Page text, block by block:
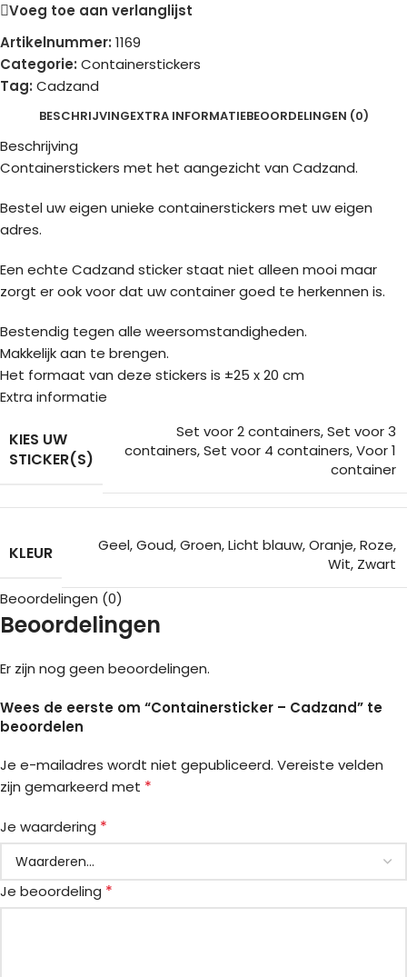
Voeg toe aan verlanglijst
Artikelnummer: 1169
Categorie: Containerstickers
Tag: Cadzand
BESCHRIJVINGEXTRA INFORMATIEBEOORDELINGEN (0)
Beschrijving
Containerstickers met het aangezicht van Cadzand.
Bestel uw eigen unieke containerstickers met uw eigen
adres.
Een echte Cadzand sticker staat niet alleen mooi maar
zorgt er ook voor dat uw container goed te herkennen is.
Bestendig tegen alle weersomstandigheden.
Makkelijk aan te brengen.
Het formaat van deze stickers is ±25 x 20 cm
Extra informatie
KIES UW
STICKER(S)
Set voor 2 containers,Set voor 3
containers,Set voor 4 containers,Voor 1
container
KLEUR Geel,Goud,Groen,Licht blauw,Oranje,Roze,
Wit, Zwart
Beoordelingen (0)
Beoordelingen
Er zijn nog geen beoordelingen.
Wees de eerste om “Containersticker – Cadzand” te
beoordelen
Je e-mailadres wordt niet gepubliceerd. Vereiste velden
zijn gemarkeerd met *
Je waardering *
Je beoordeling *